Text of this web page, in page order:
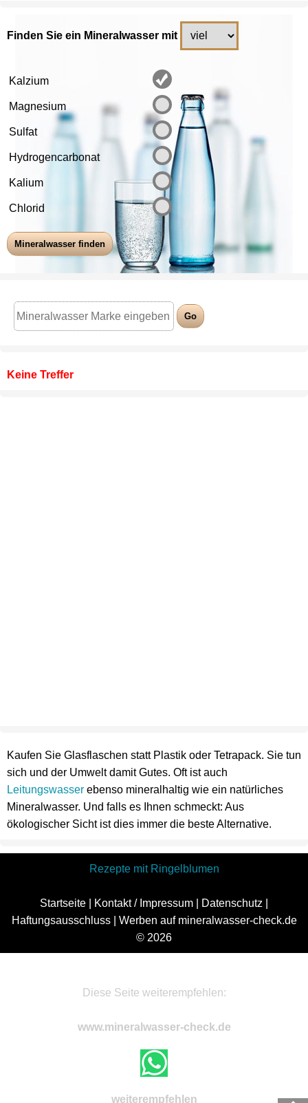
Finden Sie ein Mineralwasser mit
Kalzium
Magnesium
Sulfat
Hydrogencarbonat
Kalium
Chlorid
Keine Treffer
Kaufen Sie Glasflaschen statt Plastik oder Tetrapack. Sie tun
sich und der Umwelt damit Gutes. Oft ist auch
Leitungswasser ebenso mineralhaltig wie ein natürliches
Mineralwasser. Und falls es Ihnen schmeckt: Aus
ökologischer Sicht ist dies immer die beste Alternative.
Rezepte mit Ringelblumen
Startseite Kontakt / Impressum Datenschutz
Haftungsausschluss| Werben auf mineralwasser-check.de
© 2026
Diese Seite weiterempfehlen:
www.mineralwasser-check.de
weiterempfehlen